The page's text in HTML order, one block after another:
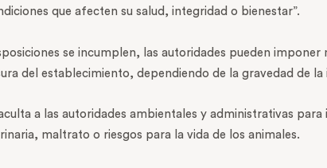
que afecten su salud, integridad o bienestar”.
se incumplen, las autoridades pueden
del establecimiento, dependiendo de la gravedad de
a las autoridades ambientales y administrativas
maltrato o riesgos para la vida de los animales.